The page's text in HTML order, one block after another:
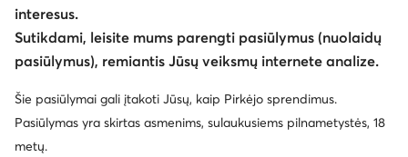
Trending
Palanki kaina
adidas
Laisvalaikio batai · Campus · Raudona
Dabartinė kaina
66,99€
Mažiausia kaina
EXTRA -10% Kodas: SUMMER
Palanki kaina
Dabartinė kaina
85,99€
interesus.
Sutikdami, leisite mums parengti pasiūlymus (nuolaidų
pasiūlymus), remiantis Jūsų veiksmų internete analize.
Šie pasiūlymai gali įtakoti Jūsų, kaip Pirkėjo sprendimus.
Pasiūlymas yra skirtas asmenims, sulaukusiems pilnametystės, 18
metų.